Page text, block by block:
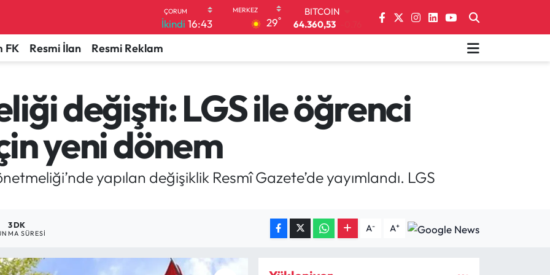
İkindi 16:43 29°
64.360,53
DOLAR
GRAM ALTIN
6574.81
1.44
BİST100
FK Resmi İlan Resmi Reklam
değişti: LGS ile öğrenci
yeni dönem
yapılan değişiklik Resmî Gazete’de yayımlandı. LGS
3 DK
SÜRESI A- A+